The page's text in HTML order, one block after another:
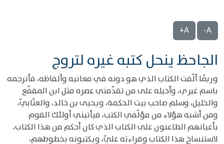
A-
A+
الجاحظ ينحل كتبه غيره لتروج
وربّما ألّفت الكتاب الذي هو دونه في معانيه وألفاظه، فأترجمه
باسم غيري، وأحيله على من تقدّمني عصره مثل ابن المقفّع
والخليل، وسلم صاحب بيت الحكمة، ويحيى بن خالد، والعتّابيّ،
ومن أشبه هؤلاء من مؤلّفي الكتب، فيأتيني أولئك القوم
بأعيانهم الطاعنون على الكتاب الذي كان أحكم من هذا الكتاب،
لاستنساخ هذا الكتاب وقراءته عليّ، ويكتبونه بخطوطهم،